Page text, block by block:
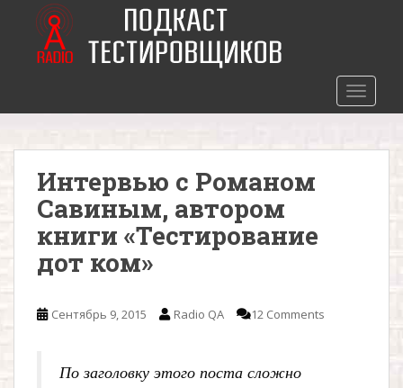
o
Главная
Интервью с Романом
Савиным, автором
книги «Тестирование
дот ком»
Сентябрь 9, 2015 Radio QA 12 Comments
По заголовку этого поста сложно